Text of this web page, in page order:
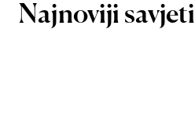
Najnoviji savjeti